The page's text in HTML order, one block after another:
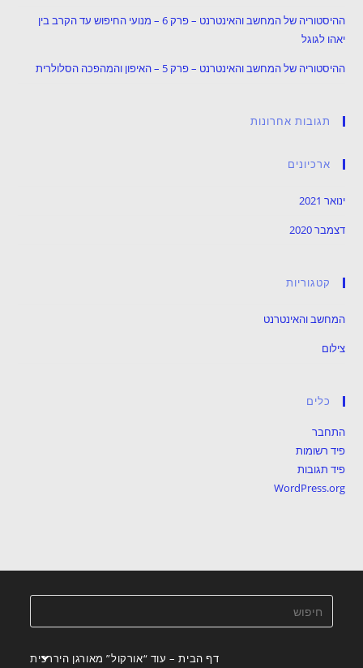
ההיסטוריה של המחשב והאינטרנט – פרק 6 – מנועי החיפוש עד הקרב בין
יאהו לגוגל
ההיסטוריה של המחשב והאינטרנט – פרק 5 – האיפון והמהפכה הסלולרית
תגובות אחרונות
ארכיונים
ינואר 2021
דצמבר 2020
קטגוריות
המחשב והאינטרנט
צילום
כלים
התחבר
פיד רשומות
פיד תגובות
WordPress.org
דף הבית – עוד “אורקול” מאורגן היררכית